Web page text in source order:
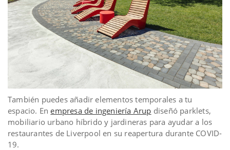
También puedes añadir elementos temporales a tu
espacio. Enempresa de ingeniería Arup diseñó parklets,
mobiliario urbano híbrido y jardineras para ayudar a los
restaurantes de Liverpool en su reapertura durante COVID-
19.